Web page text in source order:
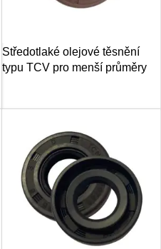
Středotlaké olejové těsnění
typu TCV pro menší průměry